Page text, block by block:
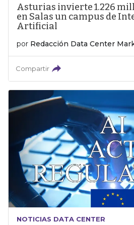
Asturias invierte 1.226
en Salas un campus de
Artificial
por Redacción Data Center
Compartir
NOTICIAS DATA CENTER